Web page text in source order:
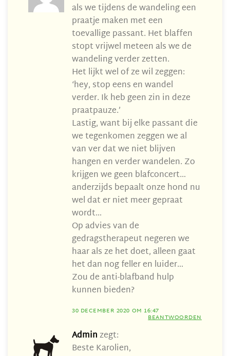
als we tijdens de wandeling een
praatje maken met een
toevallige passant. Het blaffen
stopt vrijwel meteen als we de
wandeling verder zetten.
Het lijkt wel of ze wil zeggen:
‘hey, stop eens en wandel
verder. Ik heb geen zin in deze
praatpauze.’
Lastig, want bij elke passant die
we tegenkomen zeggen we al
van ver dat we niet blijven
hangen en verder wandelen. Zo
krijgen we geen blafconcert…
anderzijds bepaalt onze hond nu
wel dat er niet meer gepraat
wordt…
Op advies van de
gedragstherapeut negeren we
haar als ze het doet, alleen gaat
het dan nog feller en luider…
Zou de anti-blafband hulp
kunnen bieden?
30 DECEMBER 2020 OM 16:47
BEANTWOORDEN
Adminzegt:
Beste Karolien,